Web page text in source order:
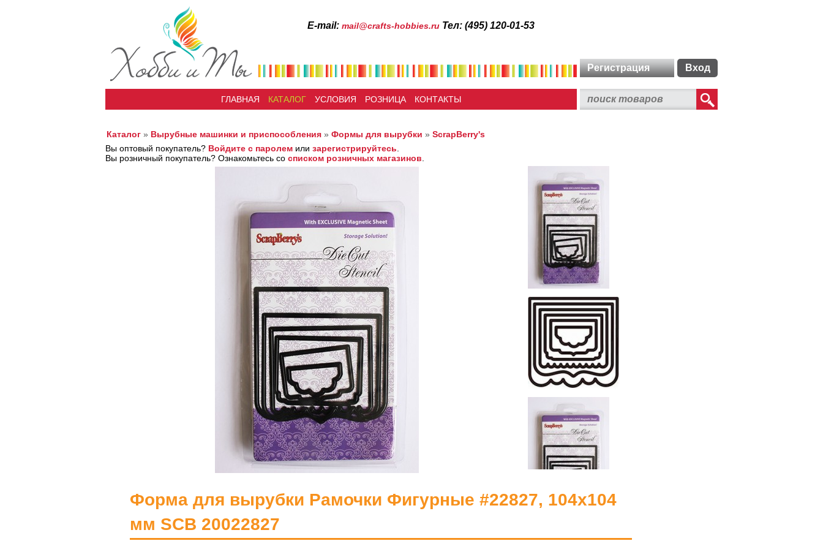
Е-mail: mail@crafts-hobbies.ruТел: (495) 120-01-53
Регистрация Вход
ГЛАВНАЯ КАТАЛОГ УСЛОВИЯ РОЗНИЦА КОНТАКТЫ
Каталог » Вырубные машинки и приспособления » Формы для вырубки » ScrapBerry's
Вы оптовый покупатель? Войдите с паролем или зарегистрируйтесь
Вы розничный покупатель? Ознакомьтесь со списком розничных магазинов
Форма для вырубки Рамочки Фигурные #22827, 104x104
мм SCB 20022827